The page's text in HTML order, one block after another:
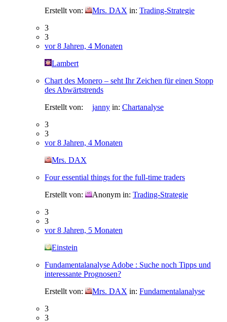
Erstellt von: Mrs. DAX in: Trading-Strategie
3
3
vor 8 Jahren, 4 Monaten
Lambert
Chart des Monero – seht Ihr Zeichen für einen Stopp
des Abwärtstrends
Erstellt von:
janny in: Chartanalyse
3
3
vor 8 Jahren, 4 Monaten
Mrs. DAX
Four essential things for the full-time traders
Erstellt von:
Anonym in: Trading-Strategie
3
3
vor 8 Jahren, 5 Monaten
Einstein
Fundamentalanalyse Adobe : Suche noch Tipps und
interessante Prognosen?
Erstellt von:
Mrs. DAX in: Fundamentalanalyse
3
3